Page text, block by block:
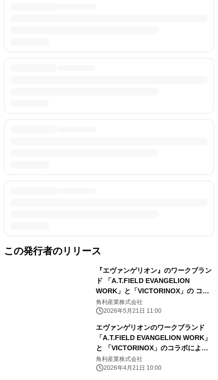
この発行者のリリース
『エヴァンゲリオン』のワークブラン
ド 「A.T.FIELD EVANGELION
WORK」と「VICTORINOX」の コラ
ボによる、エントリープラグ型マルチ
ツールが6月19日発売
角利産業株式会社
2026年5月21日 11:00
エヴァンゲリオンのワークブランド
「A.T.FIELD EVANGELION WORK」
と 「VICTORINOX」のコラボによる
スマートなカード型マルチツールが
2026年5月15日発売
角利産業株式会社
2026年4月21日 10:00